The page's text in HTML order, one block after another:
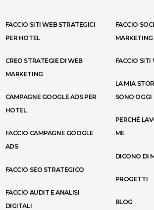
FACCIO SITI WEB STRATEGICI
PER HOTEL
CREO STRATEGIE DI WEB
MARKETING
CAMPAGNE GOOGLE ADS PER
HOTEL
FACCIO CAMPAGNE GOOGLE
ADS
FACCIO SEO STRATEGICO
FACCIO AUDIT E ANALISI
DIGITALI
FACCIO
MARKETING
FACCIO SITI
LA MIA
SONO OGGI
PERCHÉ
ME
DICONO DI
PROGETTI
BLOG